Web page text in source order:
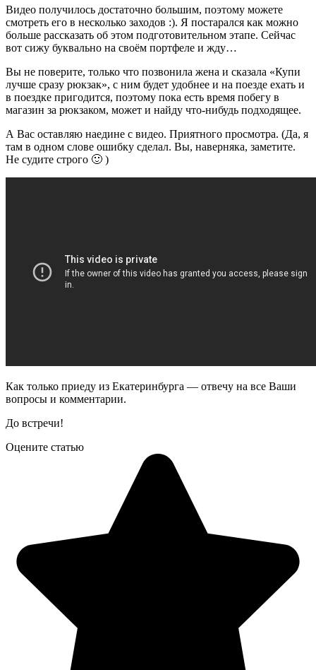
Видео получилось достаточно большим, поэтому можете
смотреть его в несколько заходов :). Я постарался как можно
больше рассказать об этом подготовительном этапе. Сейчас
вот сижу буквально на своём портфеле и жду…
Вы не поверите, только что позвонила жена и сказала «Купи
лучше сразу рюкзак», с ним будет удобнее и на поезде ехать и
в поездке пригодится, поэтому пока есть время побегу в
магазин за рюкзаком, может и найду что-нибудь подходящее.
А Вас оставляю наедине с видео. Приятного просмотра. (Да, я
там в одном слове ошибку сделал. Вы, наверняка, заметите.
Не судите строго 🙂 )
Как только приеду из Екатеринбурга — отвечу на все Ваши
вопросы и комментарии.
До встречи!
Оцените статью